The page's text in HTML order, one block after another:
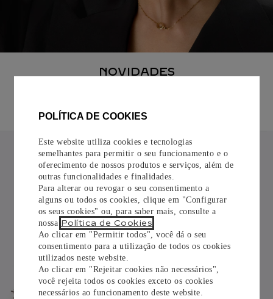
POLÍTICA DE COOKIES
Este website utiliza cookies e tecnologias
semelhantes para permitir o seu funcionamento e o
oferecimento de nossos produtos e serviços, além de
outras funcionalidades e finalidades.
Para alterar ou revogar o seu consentimento a
alguns ou todos os cookies, clique em "Configurar
os seus cookies" ou, para saber mais, consulte a
nossa Política de Cookies
Ao clicar em "Permitir todos", você dá o seu
consentimento para a utilização de todos os cookies
utilizados neste website.
Ao clicar em "Rejeitar cookies não necessários",
você rejeita todos os cookies exceto os cookies
necessários ao funcionamento deste website.
NOVIDADES